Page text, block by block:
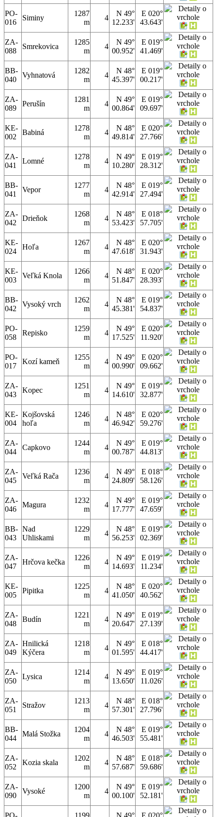
PO-
016
Siminy
1287
m
4
N 49°
12.233'
E 020°
43.643'
ZA-
088
Smrekovica
1285
m
4
N 49°
00.952'
E 019°
41.469'
BB-
040
Vyhnatová
1282
m
4
N 48°
45.397'
E 019°
00.217'
ZA-
089
Perušín
1281
m
4
N 49°
00.864'
E 019°
09.697'
KE-
002
Babiná
1278
m
4
N 48°
49.814'
E 020°
27.766'
ZA-
041
Lomné
1278
m
4
N 49°
10.280'
E 019°
28.312'
BB-
041
Vepor
1277
m
4
N 48°
42.914'
E 019°
27.494'
ZA-
042
Drieňok
1268
m
4
N 48°
53.423'
E 018°
57.705'
KE-
024
Hoľa
1267
m
4
N 48°
47.618'
E 020°
31.943'
KE-
003
Veľká Knola
1266
m
4
N 48°
51.847'
E 020°
28.393'
BB-
042
Vysoký vrch
1262
m
4
N 48°
45.381'
E 019°
54.837'
PO-
058
Repisko
1259
m
4
N 49°
17.525'
E 020°
11.920'
PO-
017
Kozí kameň
1255
m
4
N 49°
00.990'
E 020°
09.662'
ZA-
043
Kopec
1251
m
4
N 49°
14.610'
E 019°
32.877'
KE-
004
Kojšovská
hoľa
1246
m
4
N 48°
46.942'
E 020°
59.276'
ZA-
044
Capkovo
1244
m
4
N 49°
00.787'
E 019°
44.813'
ZA-
045
Veľká Rača
1236
m
4
N 49°
24.809'
E 018°
58.126'
ZA-
046
Magura
1232
m
4
N 49°
17.777'
E 019°
47.659'
BB-
043
Nad
Uhliskami
1229
m
4
N 48°
56.253'
E 019°
02.369'
ZA-
047
Hrčova kečka
1226
m
4
N 49°
14.693'
E 019°
11.234'
KE-
005
Pipitka
1225
m
4
N 48°
41.050'
E 020°
40.562'
ZA-
048
Budín
1221
m
4
N 49°
20.647'
E 019°
27.139'
ZA-
049
Hnilická
Kýčera
1218
m
4
N 49°
01.595'
E 018°
44.417'
ZA-
050
Lysica
1214
m
4
N 49°
13.650'
E 019°
11.026'
ZA-
051
Stražov
1213
m
4
N 48°
57.301'
E 018°
27.796'
BB-
044
Malá Stožka
1204
m
4
N 48°
46.503'
E 019°
55.481'
ZA-
052
Kozia skala
1202
m
4
N 48°
57.687'
E 018°
59.686'
ZA-
090
Vysoké
1200
m
4
N 49°
00.100'
E 019°
52.181'
PO- 1199 N 49° E 020°